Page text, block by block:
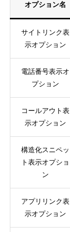
オプション名
サイトリンク表
示オプション
電話番号表示オ
プション
コールアウト表
示オプション
構造化スニペッ
ト表示オプショ
ン
アプリリンク表
示オプション